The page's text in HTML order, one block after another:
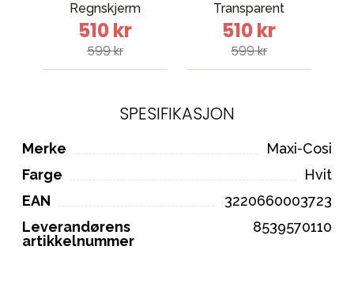
Regnskjerm
510 kr
599 kr
Transparent
510 kr
599 kr
SPESIFIKASJON
Merke
Maxi-Cosi
Farge
Hvit
EAN
3220660003723
Leverandørens
artikkelnummer
8539570110